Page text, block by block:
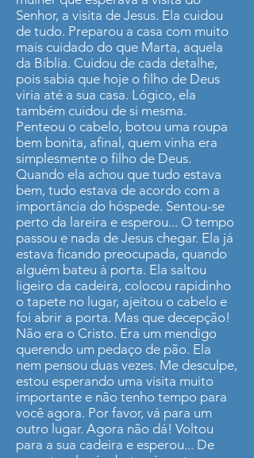
Senhor, a visita de Jesus. Ela cuidou
de tudo. Preparou a casa com muito
mais cuidado do que Marta, aquela
da Bíblia. Cuidou de cada detalhe,
pois sabia que hoje o filho de Deus
viria até a sua casa. Lógico, ela
também cuidou de si mesma.
Penteou o cabelo, botou uma roupa
bem bonita, afinal, quem vinha era
simplesmente o filho de Deus.
Quando ela achou que tudo estava
bem, tudo estava de acordo com a
importância do hóspede. Sentou-se
perto da lareira e esperou... O tempo
passou e nada de Jesus chegar. Ela já
estava ficando preocupada, quando
alguém bateu à porta. Ela saltou
ligeiro da cadeira, colocou rapidinho
o tapete no lugar, ajeitou o cabelo e
foi abrir a porta. Mas que decepção!
Não era o Cristo. Era um mendigo
querendo um pedaço de pão. Ela
nem pensou duas vezes. Me desculpe,
estou esperando uma visita muito
importante e não tenho tempo para
você agora. Por favor, vá para um
outro lugar. Agora não dá! Voltou
para a sua cadeira e esperou... De